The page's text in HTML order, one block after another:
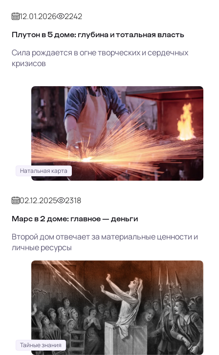
12.01.2026 2242
Плутон в 5 доме: глубина и тотальная власть
Сила рождается в огне творческих и сердечных
кризисов
Натальная карта
02.12.2025 2318
Марс в 2 доме: главное — деньги
Второй дом отвечает за материальные ценности и
личные ресурсы
Тайные знания